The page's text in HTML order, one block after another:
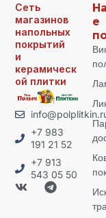
Сеть
магазинов
напольных
покрытий
и
керамическ
ой плитки
+7 983
191 21 52
+7 913
543 05 50
е